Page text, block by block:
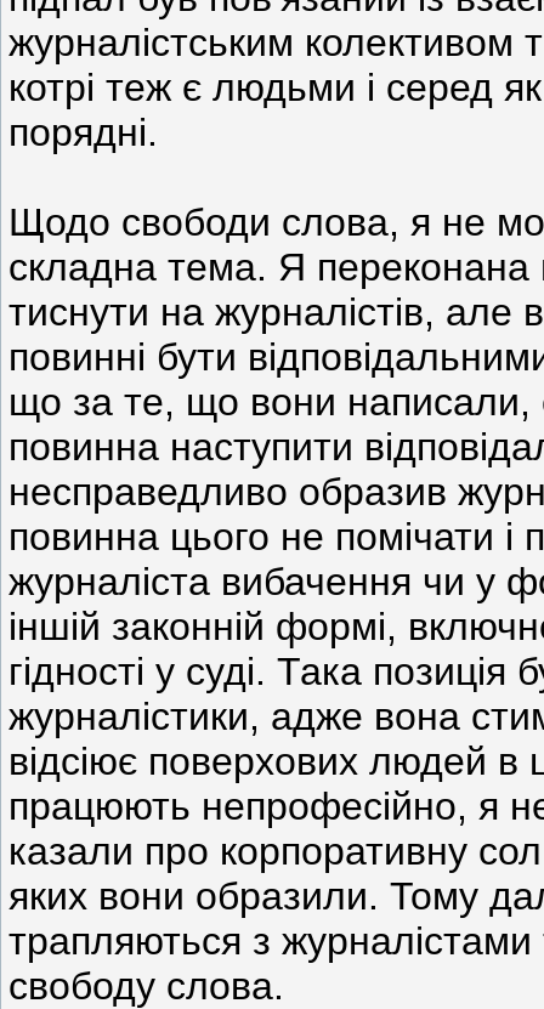
журналістським колективом
котрі теж є людьми і серед
порядні.
Щодо свободи слова, я не
складна тема. Я
тиснути на журналістів,
повинні бути
що за те, що вони написали,
повинна наступити
несправедливо образив
повинна цього не помічати і
журналіста вибачення чи у
іншій законній формі,
гідності у суді. Така
журналістики, адже вона
відсіює поверхових людей в
працюють непрофесійно, я
казали про корпоративну
яких вони образили. Тому
трапляються з
свободу слова.